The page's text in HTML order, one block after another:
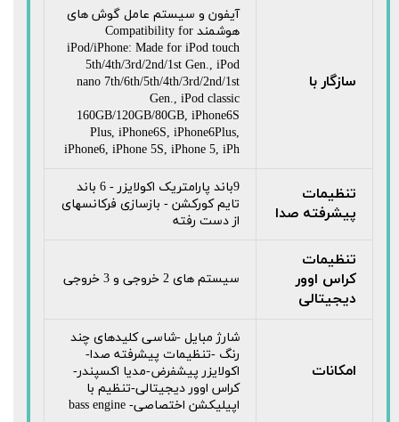
سازگار با
آیفون و سیستم عامل گوش های
هوشمند Compatibility for
iPod/iPhone: Made for iPod touch
5th/4th/3rd/2nd/1st Gen., iPod
nano 7th/6th/5th/4th/3rd/2nd/1st
Gen., iPod classic
160GB/120GB/80GB, iPhone6S
Plus, iPhone6S, iPhone6Plus,
iPhone6, iPhone 5S, iPhone 5, iPh
تنظیمات
پیشرفته صدا
9باند پارامتریک اکولایزر - 6 باند
تایم کورکشن - بازسازی فرکانسهای
از دست رفته
تنظیمات
کراس اوور
دیجیتالی
سیستم های 2 خروجی و 3 خروجی
امکانات
شارژ مبایل -شاسی کلیدهای چند
رنگ -تنظیمات پیشرفته صدا-
اکولایزر پیشفرض-مدیا اکسپندر-
کراس اوور دیجیتالی-تنظیم با
اپیلیکشن اختصاصی- bass engine